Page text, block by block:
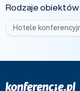
Rodzaje obiektów
Hotele